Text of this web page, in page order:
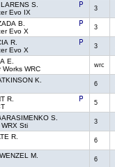
S.
Evo IX
3
B.
Evo X
3
R.
Evo X
3
E.
WRC
wrc
K.
6
R.
5
S.
Sti
3
R.
6
M.
6